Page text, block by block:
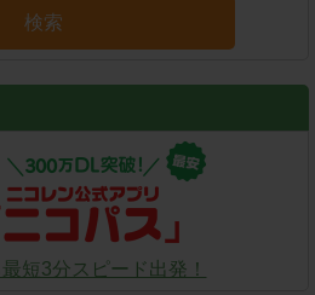
検索
短3分スピード出発！